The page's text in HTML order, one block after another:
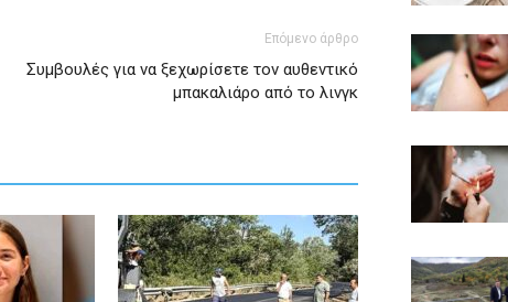
Επόμενο άρθρο
Συμβουλές για να ξεχωρίσετε τον αυθεντικό
μπακαλιάρο από το λινγκ